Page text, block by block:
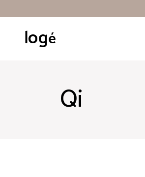
Qi